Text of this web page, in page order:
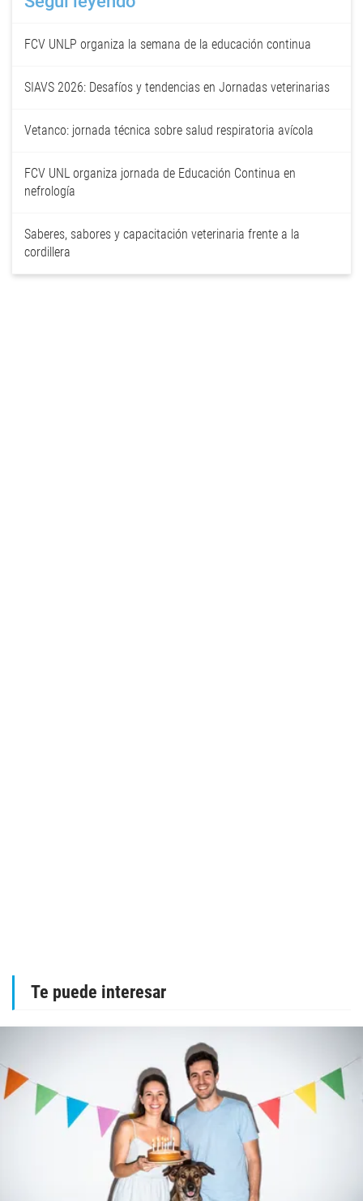
FCV UNLP organiza la semana de la educación continua
SIAVS 2026: Desafíos y tendencias en Jornadas veterinarias
Vetanco: jornada técnica sobre salud respiratoria avícola
FCV UNL organiza jornada de Educación Continua en
nefrología
Saberes, sabores y capacitación veterinaria frente a la
cordillera
Te puede interesar